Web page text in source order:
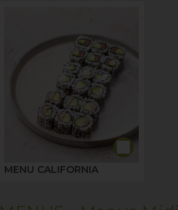
MENU CALIFORNIA